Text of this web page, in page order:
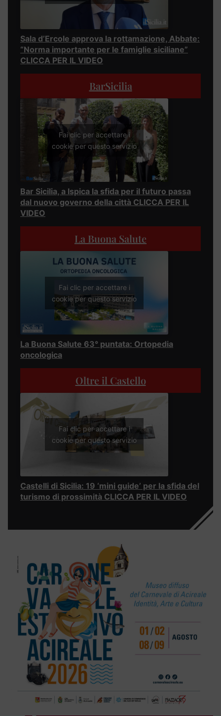
Sala d’Ercole approva la rottamazione, Abbate:
“Norma importante per le famiglie siciliane”
CLICCA PER IL VIDEO
BarSicilia
Fai clic per accettare i
cookie per questo servizio
Bar Sicilia, a Ispica la sfida per il futuro passa
dal nuovo governo della città CLICCA PER IL
VIDEO
La Buona Salute
Fai clic per accettare i
cookie per questo servizio
La Buona Salute 63° puntata: Ortopedia
oncologica
Oltre il Castello
Fai clic per accettare i
cookie per questo servizio
Castelli di Sicilia: 19 ‘mini guide’ per la sfida del
turismo di prossimità CLICCA PER IL VIDEO